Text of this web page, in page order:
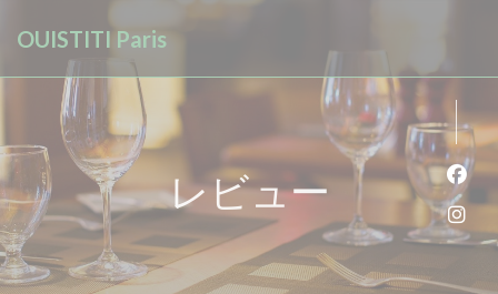
OUISTITI Paris
レビュー